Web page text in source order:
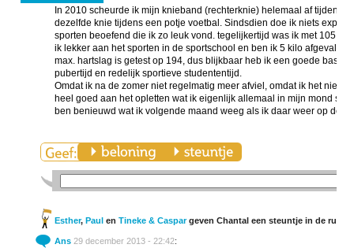
In 2010 scheurde ik mijn knieband (rechterknie) helemaal af tijdens
dezelfde knie tijdens een potje voetbal. Sindsdien doe ik niets
sporten beoefend die ik zo leuk vond. tegelijkertijd was ik met 105
ik lekker aan het sporten in de sportschool en ben ik 5 kilo
max. hartslag is getest op 194, dus blijkbaar heb ik een goede
pubertijd en redelijk sportieve studententijd.
Omdat ik na de zomer niet regelmatig meer afviel, omdat ik het niet
heel goed aan het opletten wat ik eigenlijk allemaal in mijn mond
ben benieuwd wat ik volgende maand weeg als ik daar weer op de
Esther, Paulen Tineke & Caspargeven Chantal een steuntje in de rug
Ans 29 december 2013 - 22:42: